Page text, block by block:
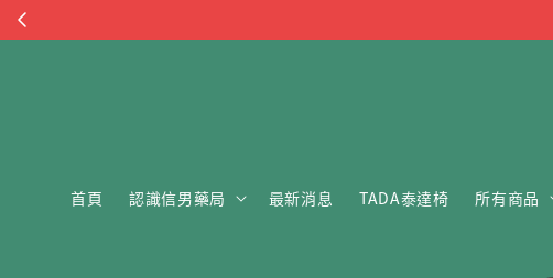
首頁 認識信男藥局 最新消息 TADA泰達椅 所有商品